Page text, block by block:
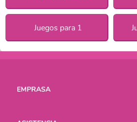
Juegos para 1
EMPRASA